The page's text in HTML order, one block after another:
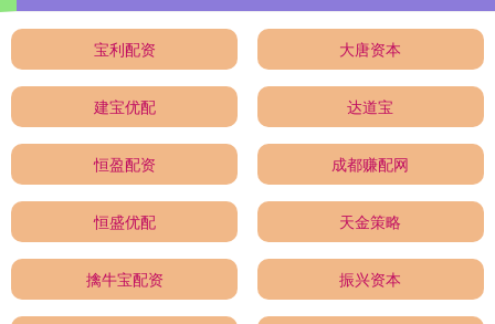
宝利配资 大唐资本
建宝优配 达道宝
恒盈配资 成都赚配网
恒盛优配 天金策略
擒牛宝配资 振兴资本